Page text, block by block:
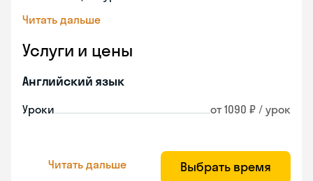
Читать дальше
Услуги и цены
Английский язык
Уроки от 1090 ₽ / урок
Читать дальше Выбрать время